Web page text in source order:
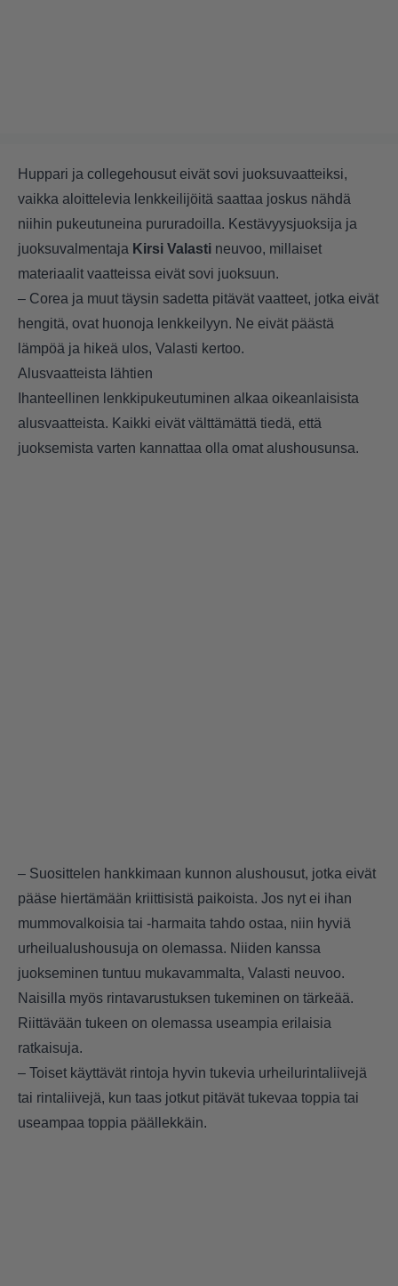
Huppari ja collegehousut eivät sovi juoksuvaatteiksi,
vaikka aloittelevia lenkkeilijöitä saattaa joskus nähdä
niihin pukeutuneina pururadoilla. Kestävyysjuoksija ja
juoksuvalmentaja Kirsi Valasti neuvoo, millaiset
materiaalit vaatteissa eivät sovi juoksuun.
– Corea ja muut täysin sadetta pitävät vaatteet, jotka eivät
hengitä, ovat huonoja lenkkeilyyn. Ne eivät päästä
lämpöä ja hikeä ulos, Valasti kertoo.
Alusvaatteista lähtien
Ihanteellinen lenkkipukeutuminen alkaa oikeanlaisista
alusvaatteista. Kaikki eivät välttämättä tiedä, että
juoksemista varten kannattaa olla omat alushousunsa.
– Suosittelen hankkimaan kunnon alushousut, jotka eivät
pääse hiertämään kriittisistä paikoista. Jos nyt ei ihan
mummovalkoisia tai -harmaita tahdo ostaa, niin hyviä
urheilualushousuja on olemassa. Niiden kanssa
juokseminen tuntuu mukavammalta, Valasti neuvoo.
Naisilla myös rintavarustuksen tukeminen on tärkeää.
Riittävään tukeen on olemassa useampia erilaisia
ratkaisuja.
– Toiset käyttävät rintoja hyvin tukevia urheilurintaliivejä
tai rintaliivejä, kun taas jotkut pitävät tukevaa toppia tai
useampaa toppia päällekkäin.